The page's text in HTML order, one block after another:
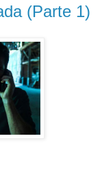
(Parte 1)